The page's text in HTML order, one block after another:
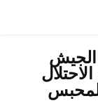
العسكري 116: الجيش